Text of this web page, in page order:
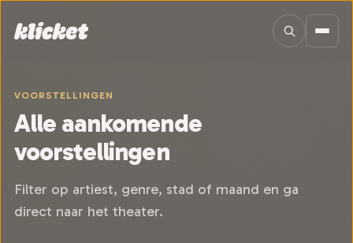
VOORSTELLINGEN
Alle aankomende
voorstellingen
Filter op artiest, genre, stad of maand en ga
direct naar het theater.